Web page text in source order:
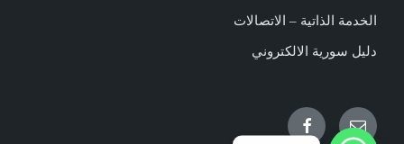
الخدمة الذاتية – الاتصالات
دليل سورية الالكتروني
Email
Facebook